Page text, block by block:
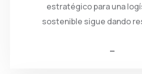
estratégico para una
sostenible sigue dando